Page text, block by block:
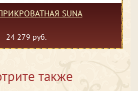
SUNA
24 279 руб.
также